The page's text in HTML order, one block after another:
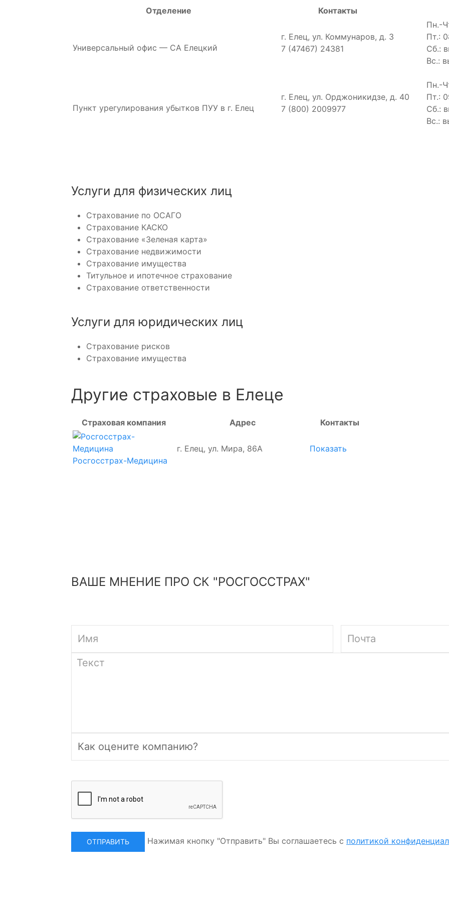
Отделение Контакты
Универсальный офис — СА Елецкий
г. Елец, ул. Коммунаров, д. 3
7 (47467) 24381
Пн.-
Пт.:
Сб.:
Вс.:
Пункт урегулирования убытков ПУУ в г. Елец
г. Елец, ул. Орджоникидзе, д. 40
7 (800) 2009977
Пн.-
Пт.:
Сб.:
Вс.:
Услуги для физических лиц
Страхование по ОСАГО
Страхование КАСКО
Страхование «Зеленая карта»
Страхование недвижимости
Страхование имущества
Титульное и ипотечное страхование
Страхование ответственности
Услуги для юридических лиц
Страхование рисков
Страхование имущества
Другие страховые в Елеце
Страховая компания Адрес Контакты
Росгосстрах-Медицина
г. Елец, ул. Мира, 86А Показать
ВАШЕ МНЕНИЕ ПРО СК "РОСГОССТРАХ"
Нажимая кнопку "Отправить" Вы соглашаетесь с политикой